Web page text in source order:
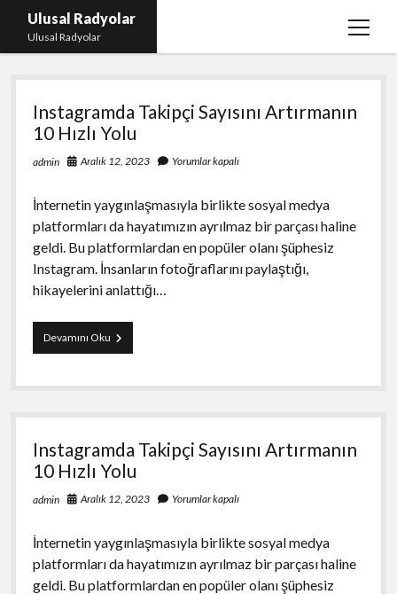
Ulusal Radyolar
Ulusal Radyolar
menüyü
Ana Başlık: Discord Instagram Botu
Instagram Beğeni Kazanma Ücretsiz
Spotify Dinlenme Atma Parasız
Ulusal
Radyolar
Instagramda Takipçi Sayısını Artırmanın
10 Hızlı Yolu
admin Aralık 12, 2023 Yorumlar kapalı
İnternetin yaygınlaşmasıyla birlikte sosyal medya
platformları da hayatımızın ayrılmaz bir parçası haline
geldi. Bu platformlardan en popüler olanı şüphesiz
Instagram. İnsanların fotoğraflarını paylaştığı,
hikayelerini anlattığı…
Devamını OkuInstagramda
Takipçi
Artırmanın
Hızlı
Instagramda Takipçi Sayısını Artırmanın
10 Hızlı Yolu
admin Aralık 12, 2023 Yorumlar kapalı
İnternetin yaygınlaşmasıyla birlikte sosyal medya
platformları da hayatımızın ayrılmaz bir parçası haline
geldi. Bu platformlardan en popüler olanı şüphesiz